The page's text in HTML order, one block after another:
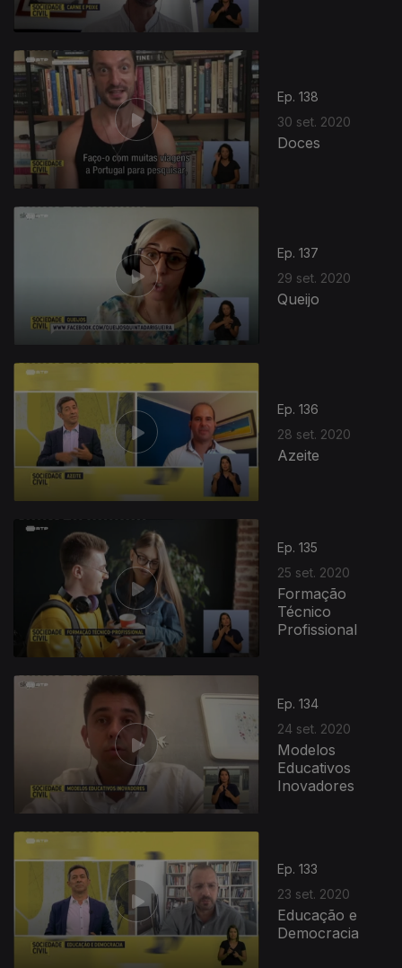
Ep. 138
30 set. 2020
Doces
Ep. 137
29 set. 2020
Queijo
Ep. 136
28 set. 2020
Azeite
Ep. 135
25 set. 2020
Formação
Técnico
Profissional
Ep. 134
24 set. 2020
Modelos
Educativos
Inovadores
Ep. 133
23 set. 2020
Educação e
Democracia